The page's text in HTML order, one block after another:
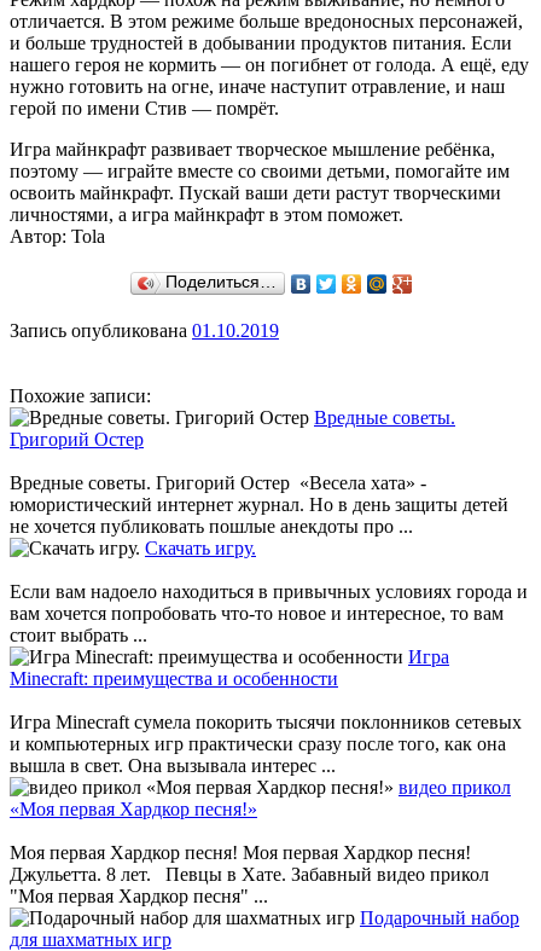
отличается. В этом режиме больше вредоносных персонажей,
и больше трудностей в добывании продуктов питания. Если
нашего героя не кормить — он погибнет от голода. А ещё, еду
нужно готовить на огне, иначе наступит отравление, и наш
герой по имени Стив — помрёт.
Игра майнкрафт развивает творческое мышление ребёнка,
поэтому — играйте вместе со своими детьми, помогайте им
освоить майнкрафт. Пускай ваши дети растут творческими
личностями, а игра майнкрафт в этом поможет.
Автор: Tola
Поделиться…
Запись опубликована 01.10.2019
Похожие записи:
Вредные советы.
Григорий Остер
Вредные советы. Григорий Остер «Весела хата» -
юмористический интернет журнал. Но в день защиты детей
не хочется публиковать пошлые анекдоты про ...
Скачать игру.
Если вам надоело находиться в привычных условиях города и
вам хочется попробовать что-то новое и интересное, то вам
стоит выбрать ...
Игра
Minecraft: преимущества и особенности
Игра Minecraft сумела покорить тысячи поклонников сетевых
и компьютерных игр практически сразу после того, как она
вышла в свет. Она вызывала интерес ...
видео прикол
«Моя первая Хардкор песня!»
Моя первая Хардкор песня! Моя первая Хардкор песня!
Джульетта. 8 лет. Певцы в Хате. Забавный видео прикол
"Моя первая Хардкор песня" ...
Подарочный набор
для шахматных игр